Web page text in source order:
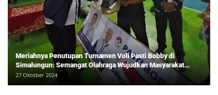
Meriahnya Penutupan Turnamen Voli Pasti Bobby di
Simalungun: Semangat Olahraga Wujudkan Masyarakat
Sehat Bersama Erwan Rozadi dan Ribuan Penonton!
27 Oktober 2024